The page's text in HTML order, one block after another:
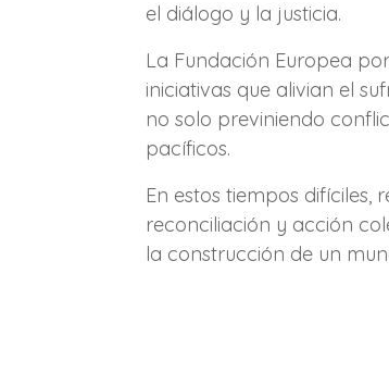
el diálogo y la justicia.
La Fundación Europea
iniciativas que alivian el
no solo previniendo
pacíficos.
En estos tiempos
reconciliación y acción
la construcción de un